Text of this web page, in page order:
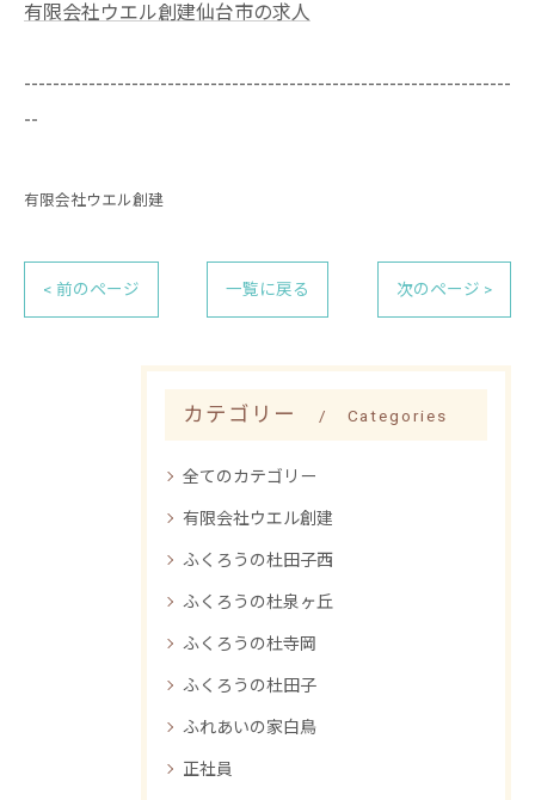
有限会社ウエル創建仙台市の求人
--------------------------------------------------------------------
--
有限会社ウエル創建
< 前のページ 一覧に戻る 次のページ >
カテゴリー Categories
全てのカテゴリー
有限会社ウエル創建
ふくろうの杜田子西
ふくろうの杜泉ヶ丘
ふくろうの杜寺岡
ふくろうの杜田子
ふれあいの家白鳥
正社員